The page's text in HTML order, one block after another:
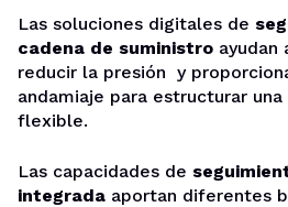
Las soluciones digitales de
cadena de suministro ayudan
reducir la presión y
andamiaje para estructurar una
flexible.
Las capacidades de
integrada aportan diferentes